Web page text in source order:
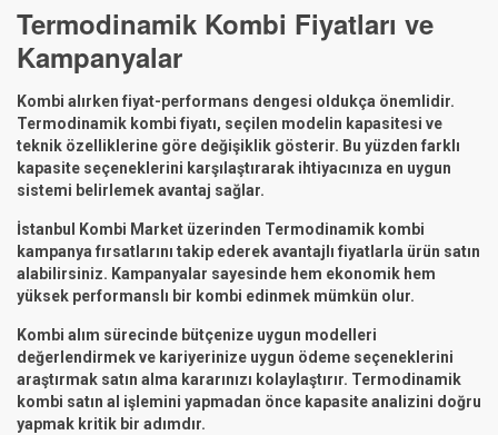
Termodinamik Kombi Fiyatları ve
Kampanyalar
Kombi alırken fiyat-performans dengesi oldukça önemlidir.
Termodinamik kombi fiyatı, seçilen modelin kapasitesi ve
teknik özelliklerine göre değişiklik gösterir. Bu yüzden farklı
kapasite seçeneklerini karşılaştırarak ihtiyacınıza en uygun
sistemi belirlemek avantaj sağlar.
İstanbul Kombi Market üzerinden Termodinamik kombi
kampanya fırsatlarını takip ederek avantajlı fiyatlarla ürün satın
alabilirsiniz. Kampanyalar sayesinde hem ekonomik hem
yüksek performanslı bir kombi edinmek mümkün olur.
Kombi alım sürecinde bütçenize uygun modelleri
değerlendirmek ve kariyerinize uygun ödeme seçeneklerini
araştırmak satın alma kararınızı kolaylaştırır. Termodinamik
kombi satın al işlemini yapmadan önce kapasite analizini doğru
yapmak kritik bir adımdır.